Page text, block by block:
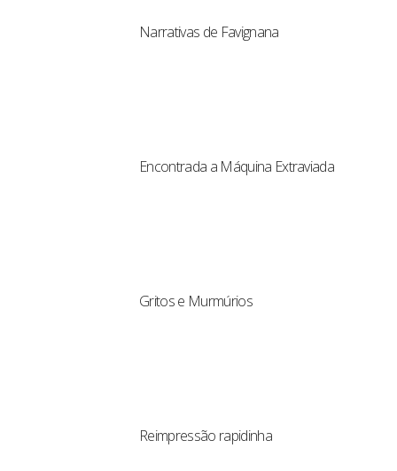
Narrativas de Favignana
Encontrada a Máquina Extraviada
Gritos e Murmúrios
Reimpressão rapidinha